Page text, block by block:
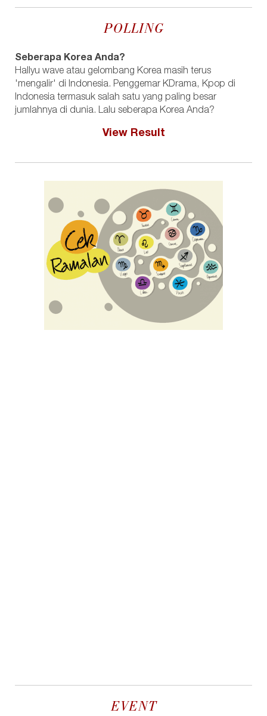
POLLING
Seberapa Korea Anda?
Hallyu wave atau gelombang Korea masih terus
'mengalir' di Indonesia. Penggemar KDrama, Kpop di
Indonesia termasuk salah satu yang paling besar
jumlahnya di dunia. Lalu seberapa Korea Anda?
View Result
EVENT